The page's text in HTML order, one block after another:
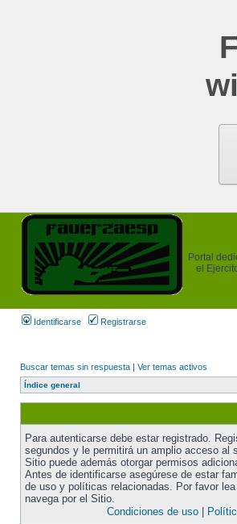
Portal
el
Identificarse Registrarse
Buscar temas sin respuesta | Ver temas activos
Índice general
Para autenticarse debe estar registrado.
segundos y le permitirá un amplio acceso al
Sitio puede además otorgar permisos
Antes de identificarse asegúrese de estar
de uso y políticas relacionadas. Por favor
navega por el Sitio.
Condiciones de uso|